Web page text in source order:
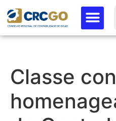
Classe